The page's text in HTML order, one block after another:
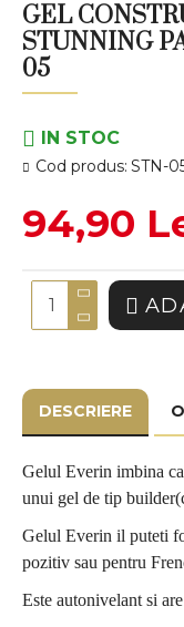
GEL
STUNNING
05
IN STOC
Cod produs: STN-
94,90
DESCRIERE
Gelul Everin imbina
unui gel de tip
Gelul Everin il puteti
pozitiv sau pentru
Este autonivelant si